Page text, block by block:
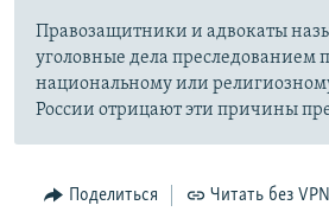
Правозащитники и адвокаты
уголовные дела преследованием
национальному или
России отрицают эти причины
Поделиться Читать без VPN